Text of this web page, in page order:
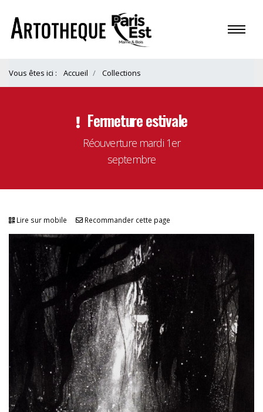
Vous êtes ici : Accueil Collections
Fermeture estivale
Réouverture mardi 1er
septembre
Lire sur mobile Recommander cette page